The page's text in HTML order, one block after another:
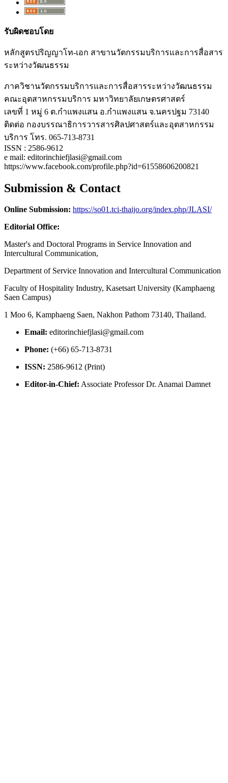
รับผิดชอบโดย
หลักสูตรปริญญาโท-เอก สาขานวัตกรรมบริการและการสื่อสาร
ระหว่างวัฒนธรรม
ภาควิชานวัตกรรมบริการและการสื่อสารระหว่างวัฒนธรรม
คณะอุตสาหกรรมบริการ มหาวิทยาลัยเกษตรศาสตร์
เลขที่ 1 หมู่ 6 ต.กำแพงแสน อ.กำแพงแสน จ.นครปฐม 73140
ติดต่อ กองบรรณาธิการวารสารศิลปศาสตร์และอุตสาหกรรม
บริการ โทร. 065-713-8731
ISSN : 2586-9612
e mail: editorinchiefjlasi@gmail.com
https://www.facebook.com/profile.php?id=61558606200821
Submission & Contact
Online Submission: https://so01.tci-thaijo.org/index.php/JLASI/
Editorial Office:
Master's and Doctoral Programs in Service Innovation and
Intercultural Communication,
Department of Service Innovation and Intercultural Communication
Faculty of Hospitality Industry, Kasetsart University (Kamphaeng
Saen Campus)
1 Moo 6, Kamphaeng Saen, Nakhon Pathom 73140, Thailand.
Email: editorinchiefjlasi@gmail.com
Phone: (+66) 65-713-8731
ISSN: 2586-9612 (Print)
Editor-in-Chief: Associate Professor Dr. Anamai Damnet